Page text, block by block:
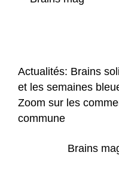
Actualités: Brains
et les semaines
Zoom sur les
commune
Brains